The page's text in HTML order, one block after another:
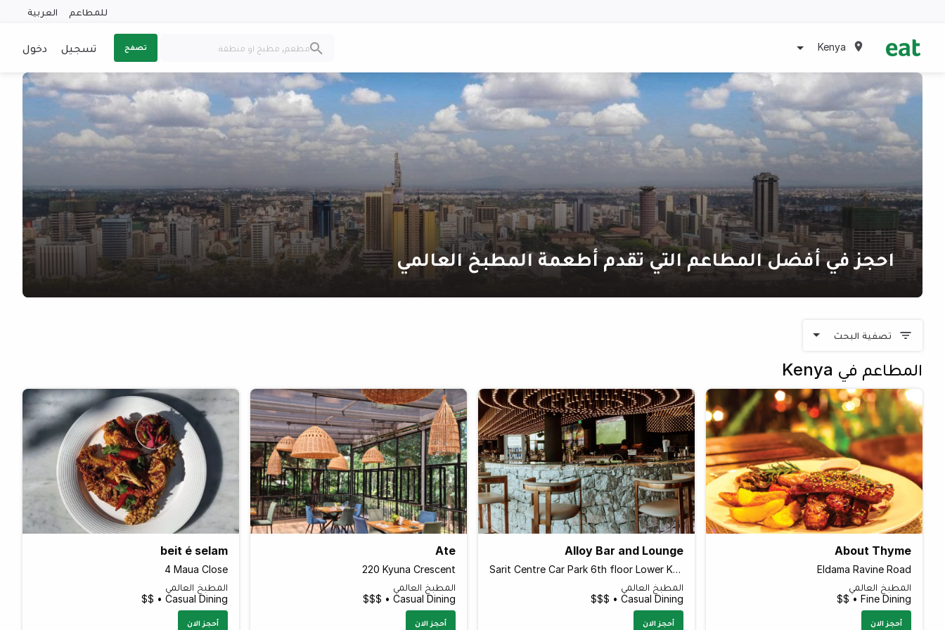
للمطاعم العربية
Kenya تصفح تسجيل دخول
احجز في أفضل المطاعم التي تقدم أطعمة المطبخ العالمي
تصفية البحث
المطاعم في Kenya
About Thyme
Eldama Ravine Road
المطبخ العالمي
Fine Dining • $$
أحجز الان
Alloy Bar and Lounge
Sarit Centre Car Park 6th floor Lower Kabete Road
المطبخ العالمي
Casual Dining • $$$
أحجز الان
Ate
220 Kyuna Crescent
المطبخ العالمي
Casual Dining • $$$
أحجز الان
beit é selam
4 Maua Close
المطبخ العالمي
Casual Dining • $$
أحجز الان